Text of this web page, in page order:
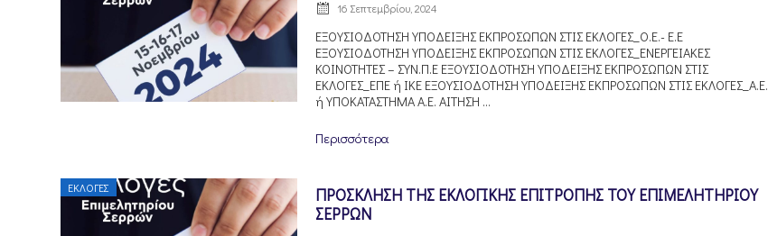
16 Σεπτεμβρίου, 2024
ΕΞΟΥΣΙΟΔΟΤΗΣΗ ΥΠΟΔΕΙΞΗΣ ΕΚΠΡΟΣΩΠΩΝ ΣΤΙΣ ΕΚΛΟΓΕΣ_Ο.Ε.- Ε.Ε
ΕΞΟΥΣΙΟΔΟΤΗΣΗ ΥΠΟΔΕΙΞΗΣ ΕΚΠΡΟΣΩΠΩΝ ΣΤΙΣ ΕΚΛΟΓΕΣ_ΕΝΕΡΓΕΙΑΚΕΣ
ΚΟΙΝΟΤΗΤΕΣ – ΣΥΝ.Π.Ε ΕΞΟΥΣΙΟΔΟΤΗΣΗ ΥΠΟΔΕΙΞΗΣ ΕΚΠΡΟΣΩΠΩΝ ΣΤΙΣ
ΕΚΛΟΓΕΣ_ΕΠΕ ή ΙΚΕ ΕΞΟΥΣΙΟΔΟΤΗΣΗ ΥΠΟΔΕΙΞΗΣ ΕΚΠΡΟΣΩΠΩΝ ΣΤΙΣ ΕΚΛΟΓΕΣ_Α.Ε.
ή ΥΠΟΚΑΤΑΣΤΗΜΑ Α.Ε. ΑΙΤΗΣΗ ...
Περισσότερα
ΕΚΛΟΓΈΣ
ΠΡΟΣΚΛΗΣΗ ΤΗΣ ΕΚΛΟΓΙΚΗΣ ΕΠΙΤΡΟΠΗΣ ΤΟΥ ΕΠΙΜΕΛΗΤΗΡΙΟΥ
ΣΕΡΡΩΝ